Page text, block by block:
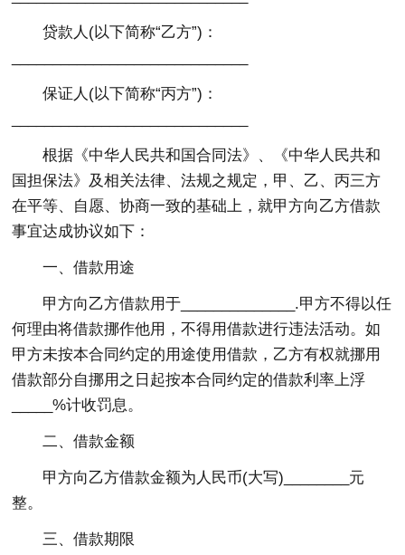
贷款人(以下简称“乙方”)：
保证人(以下简称“丙方”)：
根据《中华人民共和国合同法》、《中华人民共和
国担保法》及相关法律、法规之规定，甲、乙、丙三方
在平等、自愿、协商一致的基础上，就甲方向乙方借款
事宜达成协议如下：
一、借款用途
甲方向乙方借款用于______________.甲方不得以任
何理由将借款挪作他用，不得用借款进行违法活动。如
甲方未按本合同约定的用途使用借款，乙方有权就挪用
借款部分自挪用之日起按本合同约定的借款利率上浮
_____%计收罚息。
二、借款金额
甲方向乙方借款金额为人民币(大写)________元
整。
三、借款期限